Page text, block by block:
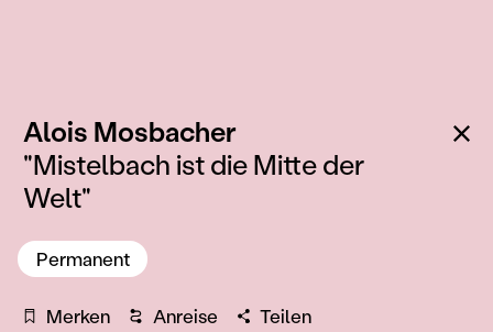
Alois Mosbacher:
"Mistelbach ist die Mitte der
Welt"
Permanent
Merken Anreise Teilen